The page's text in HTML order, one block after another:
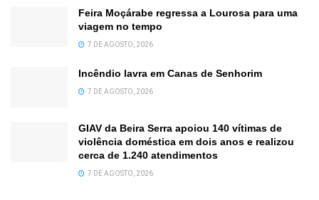
Feira Moçárabe regressa a Lourosa para uma
viagem no tempo
7 DE AGOSTO, 2026
Incêndio lavra em Canas de Senhorim
7 DE AGOSTO, 2026
GIAV da Beira Serra apoiou 140 vítimas de
violência doméstica em dois anos e realizou
cerca de 1.240 atendimentos
7 DE AGOSTO, 2026